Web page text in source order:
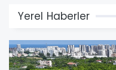
Yerel Haberler